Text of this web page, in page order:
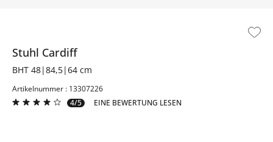
Stuhl Cardiff
BHT 48|84,5|64 cm
Artikelnummer : 13307226
4/5
EINE BEWERTUNG LESEN